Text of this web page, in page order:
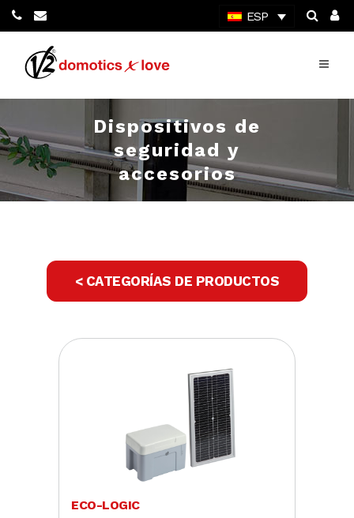
ESP
Dispositivos de
seguridad y
accesorios
< CATEGORÍAS DE PRODUCTOS
ECO-LOGIC